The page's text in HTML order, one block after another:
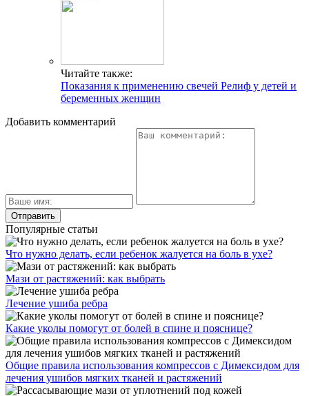
Читайте также:
Показания к применению свечей Релиф у детей и
беременных женщин
Добавить комментарий
Популярные статьи
Что нужно делать, если ребенок жалуется на боль в ухе?
Мази от растяжений: как выбрать
Лечение ушиба ребра
Какие уколы помогут от болей в спине и пояснице?
Общие правила использования компрессов с Димексидом для
лечения ушибов мягких тканей и растяжений